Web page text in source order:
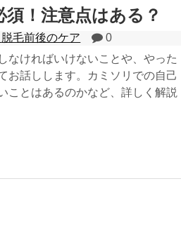
！注意点はある？
脱毛前後のケア
0
なければいけないことや、やった
お話しします。カミソリでの自己
ことはあるのかなど、詳しく解説